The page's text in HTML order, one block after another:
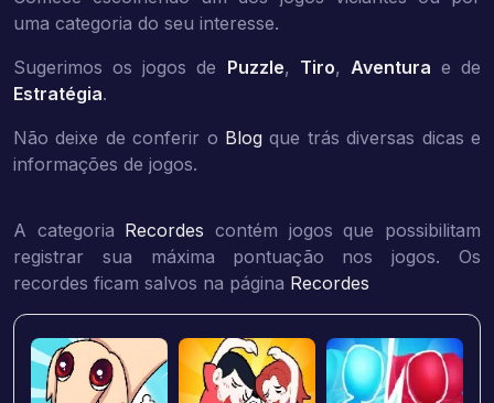
uma categoria do seu interesse.
Sugerimos os jogos de Puzzle, Tiro, Aventura e de
Estratégia.
Não deixe de conferir o Blog que trás diversas dicas e
informações de jogos.
A categoria Recordes contém jogos que possibilitam
registrar sua máxima pontuação nos jogos. Os
recordes ficam salvos na página Recordes